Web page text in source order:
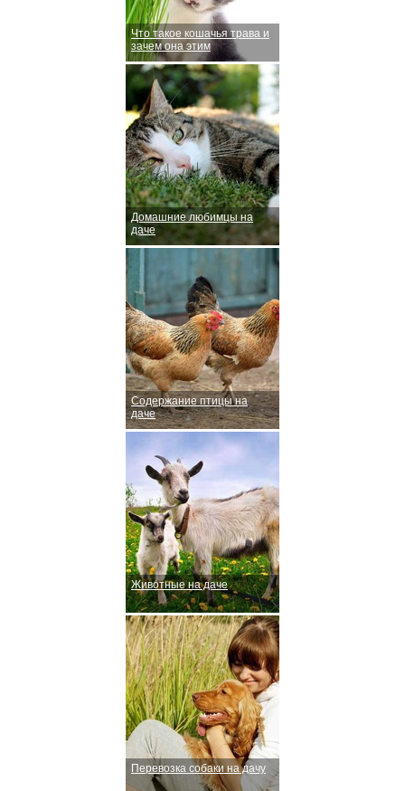
Что такое кошачья трава и
зачем она этим
Домашние любимцы на
даче
Содержание птицы на
даче
Животные на даче
Перевозка собаки на дачу